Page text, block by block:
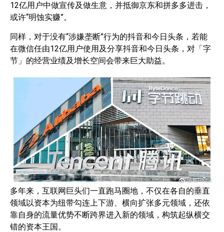
12亿用户中做宣传及做生意，并抵御京东和拼多多进击，
或许“明蚀实赚”。
同样，对于没有“涉嫌垄断”行为的抖音和今日头条，若能
在微信任由12亿用户使用及分享抖音和今日头条，对「字
节」的经营业绩及增长空间会带来巨大助益。
多年来，互联网巨头们一直跑马圈地，不仅在各自的垂直
领域以资本为纽带勾连上下游、横向扩张多元领域，还依
靠自身的流量优势不断跨界进入新的领域，构筑起纵横交
错的资本王国。